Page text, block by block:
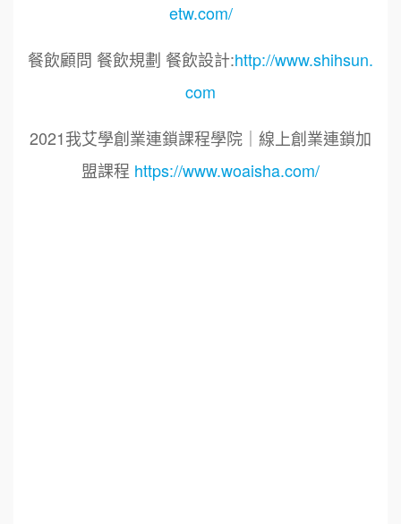
etw.com/
餐飲顧問 餐飲規劃 餐飲設計:http://www.shihsun.
com
2021我艾學創業連鎖課程學院｜線上創業連鎖加
盟課程 https://www.woaisha.com/